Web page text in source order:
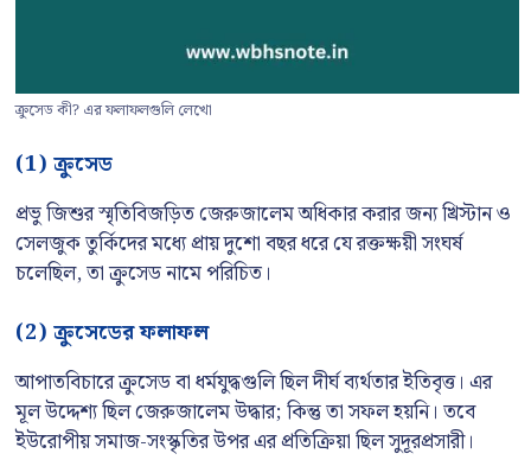
ক্রুসেড কী? এর ফলাফলগুলি লেখো
(1) ক্রুসেড
প্রভু জিশুর স্মৃতিবিজড়িত জেরুজালেম অধিকার করার জন্য খ্রিস্টান ও
সেলজুক তুর্কিদের মধ্যে প্রায় দুশো বছর ধরে যে রক্তক্ষয়ী সংঘর্ষ
চলেছিল, তা ক্রুসেড নামে পরিচিত।
(2) ক্রুসেডের ফলাফল
আপাতবিচারে ক্রুসেড বা ধর্মযুদ্ধগুলি ছিল দীর্ঘ ব্যর্থতার ইতিবৃত্ত। এর
মূল উদ্দেশ্য ছিল জেরুজালেম উদ্ধার; কিন্তু তা সফল হয়নি। তবে
ইউরোপীয় সমাজ-সংস্কৃতির উপর এর প্রতিক্রিয়া ছিল সুদূরপ্রসারী।